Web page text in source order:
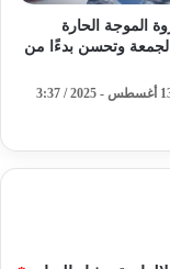
الموجة الحارة
وتحسن بدءًا من
الأربعاء - 13 أغسطس - 2025 / 3:37